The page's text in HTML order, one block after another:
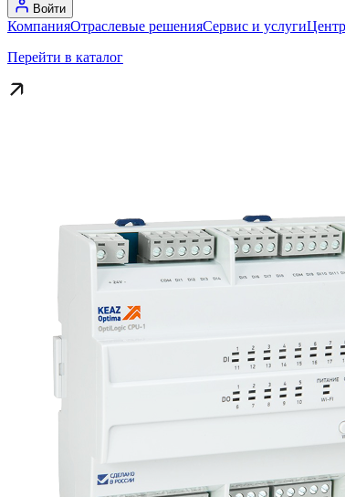
Войти
КомпанияОтраслевые решенияСервис и услуги
Перейти в каталог